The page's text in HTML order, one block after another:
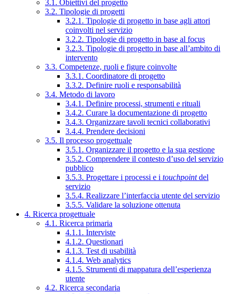
3.1. Obiettivi del progetto
3.2. Tipologie di progetti
3.2.1. Tipologie di progetto in base agli attori
coinvolti nel servizio
3.2.2. Tipologie di progetto in base al focus
3.2.3. Tipologie di progetto in base all’ambito di
intervento
3.3. Competenze, ruoli e figure coinvolte
3.3.1. Coordinatore di progetto
3.3.2. Definire ruoli e responsabilità
3.4. Metodo di lavoro
3.4.1. Definire processi, strumenti e rituali
3.4.2. Curare la documentazione di progetto
3.4.3. Organizzare tavoli tecnici collaborativi
3.4.4. Prendere decisioni
3.5. Il processo progettuale
3.5.1. Organizzare il progetto e la sua gestione
3.5.2. Comprendere il contesto d’uso del servizio
pubblico
3.5.3. Progettare i processi e i touchpointdel
servizio
3.5.4. Realizzare l’interfaccia utente del servizio
3.5.5. Validare la soluzione ottenuta
4. Ricerca progettuale
4.1. Ricerca primaria
4.1.1. Interviste
4.1.2. Questionari
4.1.3. Test di usabilità
4.1.4. Web analytics
4.1.5. Strumenti di mappatura dell’esperienza
utente
4.2. Ricerca secondaria